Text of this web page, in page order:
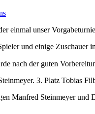
einmal unser
und einige
nach der guten
3. Platz Tobias
Manfred Steinmeyer